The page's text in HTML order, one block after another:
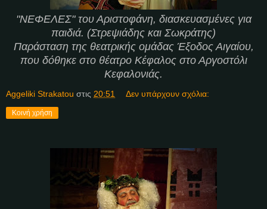
"ΝΕΦΕΛΕΣ" του Αριστοφάνη, διασκευασμένες για
παιδιά. (Στρεψιάδης και Σωκράτης)
Παράσταση της θεατρικής ομάδας Έξοδος Αιγαίου,
που δόθηκε στο θέατρο Κέφαλος στο Αργοστόλι
Κεφαλονιάς.
Aggeliki Strakatou στις 20:51 Δεν υπάρχουν σχόλια:
Κοινή χρήση